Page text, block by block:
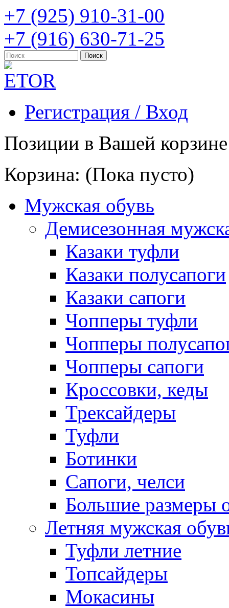
+7 (925) 910-31-00
+7 (916) 630-71-25
Регистрация / Вход
Позиции в Вашей
Корзина: (Пока пусто)
Мужская обувь
Демисезонная
Казаки туфли
Казаки полусапоги
Казаки сапоги
Чопперы туфли
Чопперы
Чопперы сапоги
Кроссовки, кеды
Трексайдеры
Туфли
Ботинки
Сапоги, челси
Большие размеры
Летняя мужская
Туфли летние
Топсайдеры
Мокасины